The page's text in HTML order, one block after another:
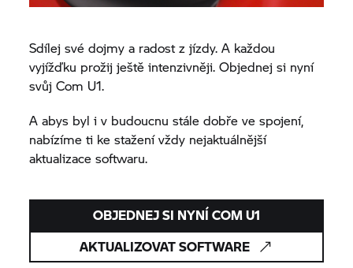
Sdílej své dojmy a radost z jízdy. A každou
vyjížďku prožij ještě intenzivněji. Objednej si nyní
svůj Com U1.
A abys byl i v budoucnu stále dobře ve spojení,
nabízíme ti ke stažení vždy nejaktuálnější
aktualizace softwaru.
OBJEDNEJ SI NYNÍ COM U1
AKTUALIZOVAT SOFTWARE